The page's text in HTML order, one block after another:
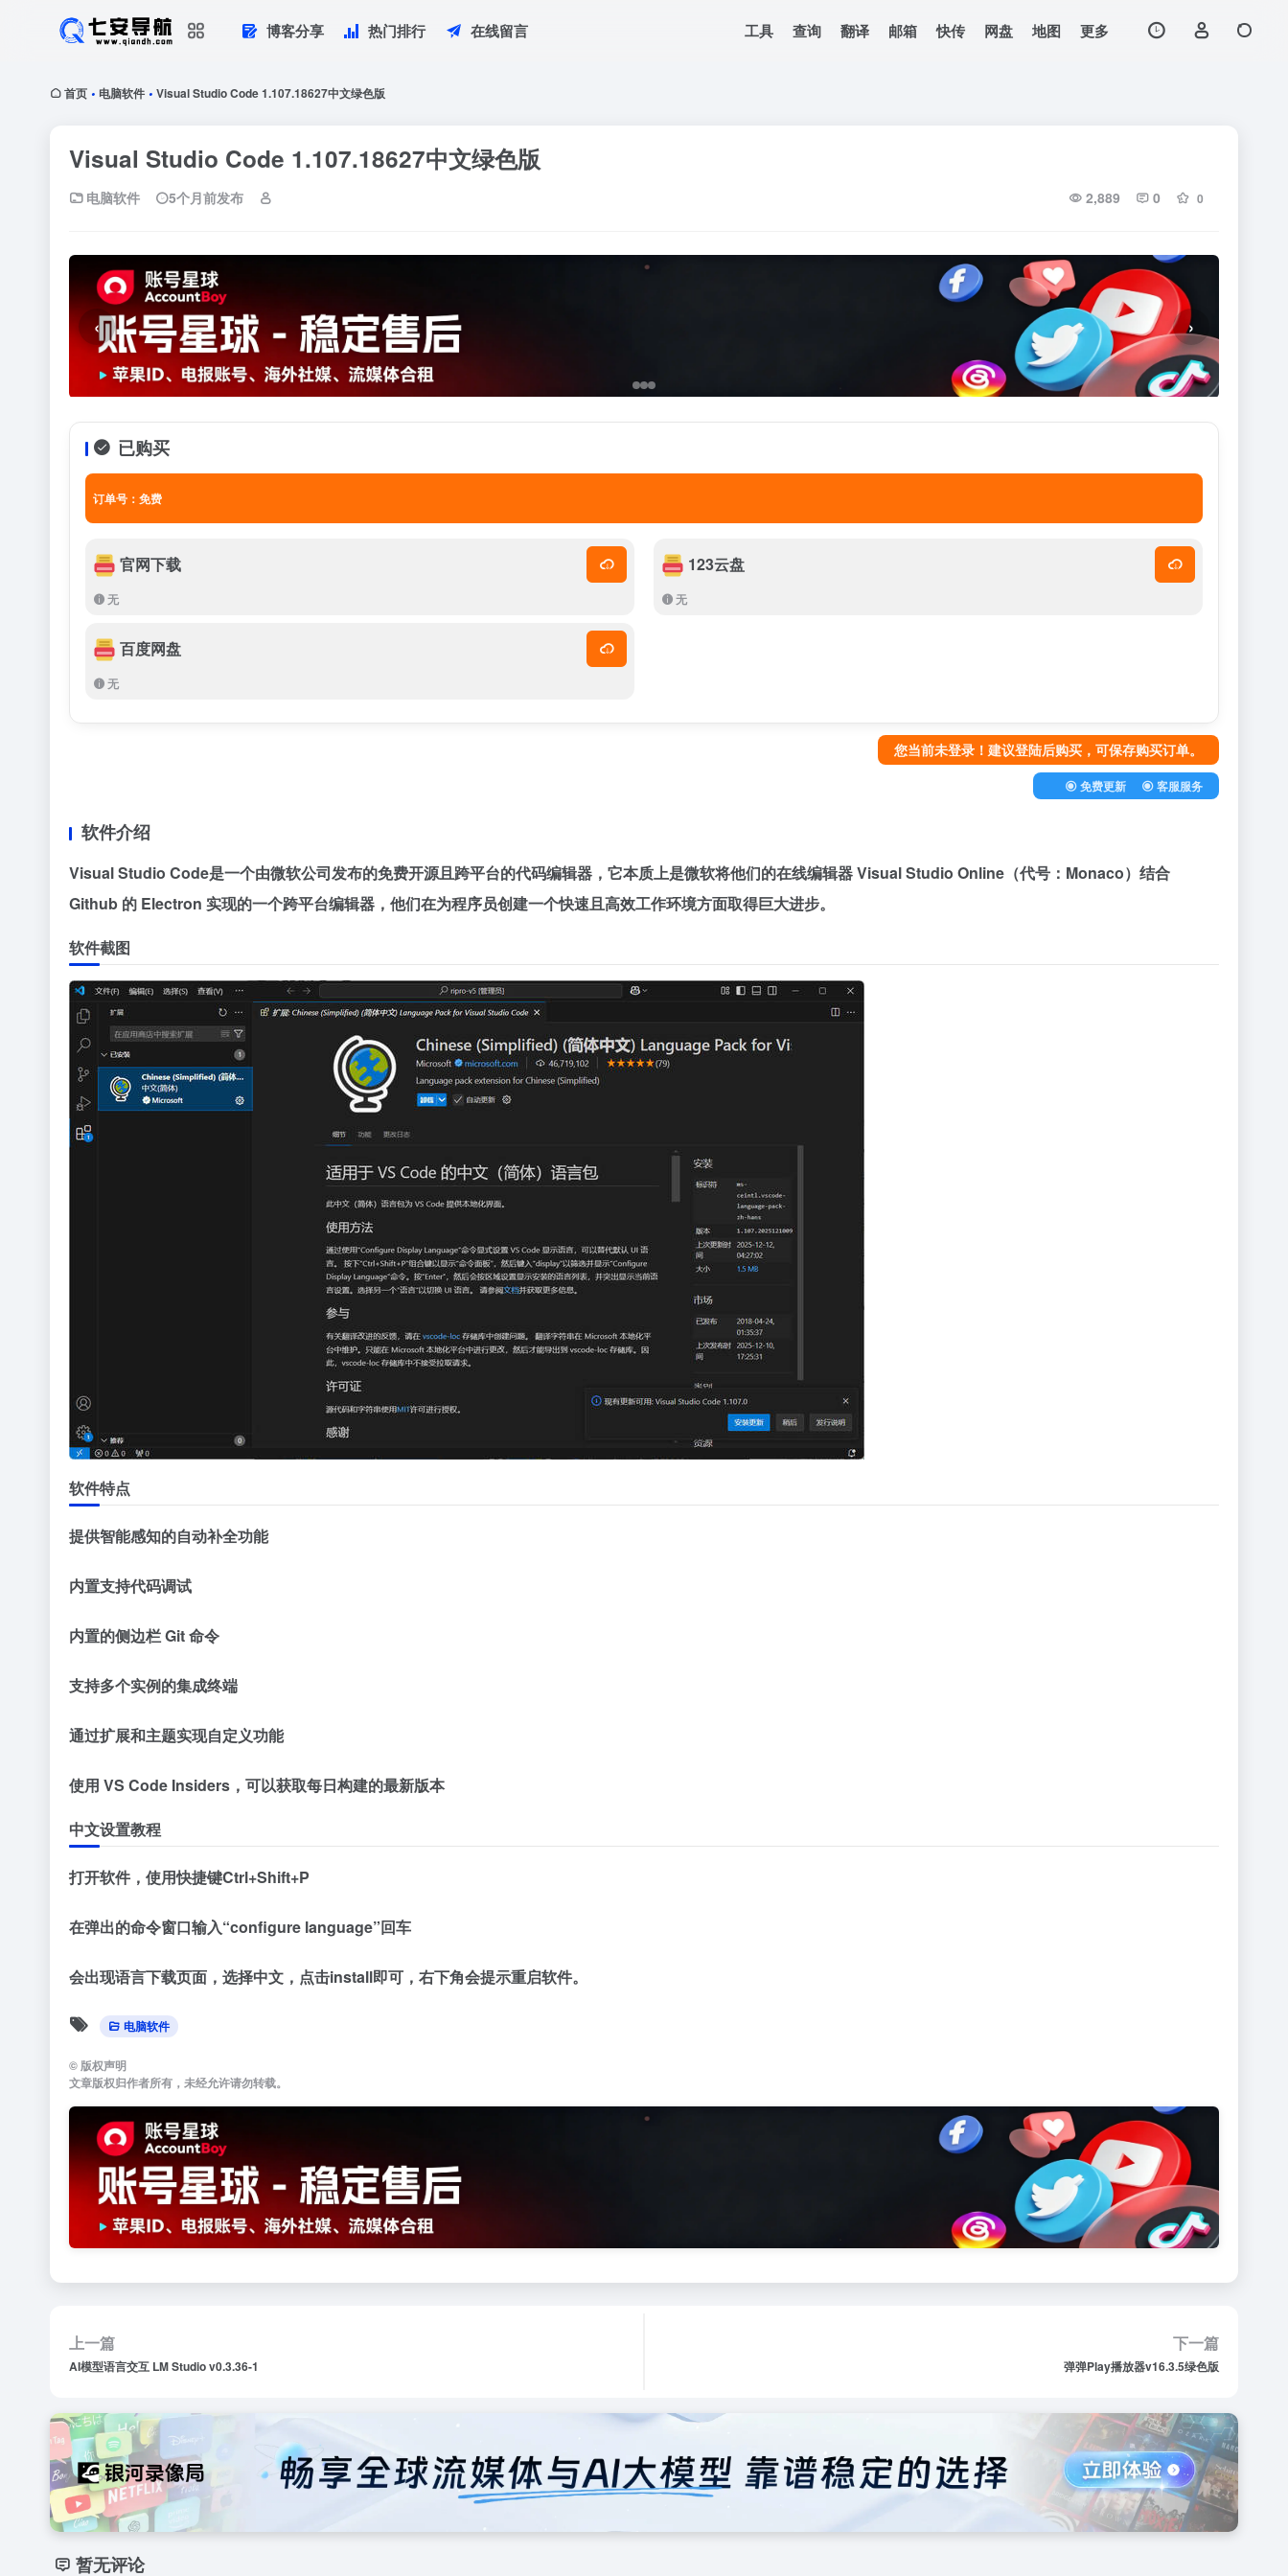
博客分享 热门排行 在线留言 工具 查询 翻译 邮箱 快传 网盘 地图 更多
首页 • 电脑软件 • Visual Studio Code 1.107.18627中文绿色版
Visual Studio Code 1.107.18627中文绿色版
电脑软件 5个月前发布 2,889 0 0
‹ ›
已购买
订单号：免费
官网下载
无
123云盘
无
百度网盘
无
您当前未登录！建议登陆后购买，可保存购买订单。
免费更新 客服服务
软件介绍
Visual Studio Code是一个由微软公司发布的免费开源且跨平台的代码编辑器，它本质上是微软将他们的在线编辑器 Visual Studio Online（代号：Monaco）结合
Github 的 Electron 实现的一个跨平台编辑器，他们在为程序员创建一个快速且高效工作环境方面取得巨大进步。
软件截图
软件特点
提供智能感知的自动补全功能
内置支持代码调试
内置的侧边栏 Git 命令
支持多个实例的集成终端
通过扩展和主题实现自定义功能
使用 VS Code Insiders，可以获取每日构建的最新版本
中文设置教程
打开软件，使用快捷键Ctrl+Shift+P
在弹出的命令窗口输入“configure language”回车
会出现语言下载页面，选择中文，点击install即可，右下角会提示重启软件。
电脑软件
©版权声明
文章版权归作者所有，未经允许请勿转载。
上一篇
AI模型语言交互 LM Studio v0.3.36-1
下一篇
弹弹Play播放器v16.3.5绿色版
暂无评论